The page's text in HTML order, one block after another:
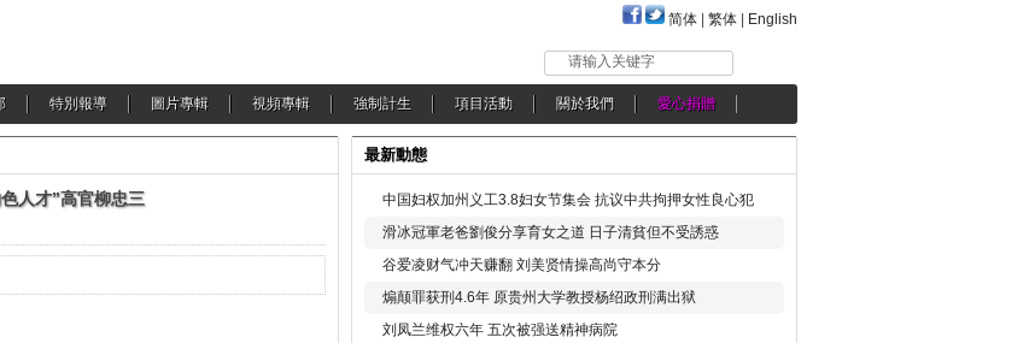
简体 繁体 English
请输入关键字
特別報導 圖片專輯 視頻專輯 強制計生 項目活動 關於我們 愛心捐贈
人才”高官柳忠三
最新動態
中国妇权加州义工3.8妇女节集会 抗议中共拘押女性良心犯
滑冰冠軍老爸劉俊分享育女之道 日子清貧但不受誘惑
谷爱凌财气冲天赚翻 刘美贤情操高尚守本分
煽颠罪获刑4.6年 原贵州大学教授杨绍政刑满出狱
刘凤兰维权六年 五次被强送精神病院